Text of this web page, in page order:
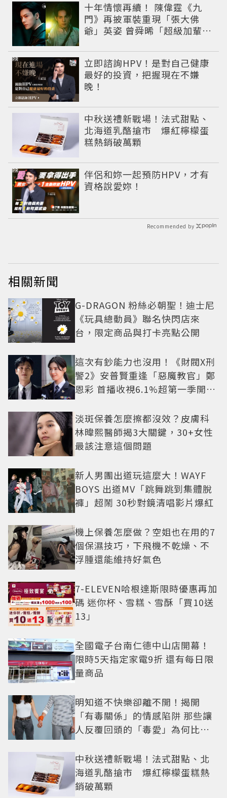
十年情懷再續！ 陳偉霆《九
門》再披軍裝重現「張大佛
爺」英姿 曾舜晞「超級加輩」
立即諮詢HPV！是對自己健康
最好的投資，把握現在不嫌
晚！
PR
中秋送禮新戰場！法式甜點、
北海道乳酪搶市 爆紅檸檬蛋
糕熱銷破萬顆
伴侶和妳一起預防HPV，才有
資格說愛妳！
PR
Recommended by
相關新聞
G-DRAGON 粉絲必朝聖！迪士尼
《玩具總動員》聯名快閃店來
台，限定商品與打卡亮點公開
這次有鈔能力也沒用！《財閥X刑
警2》安普賢重逢「惡魔教官」鄭
恩彩 首播收視6.1%超第一季開紅
淡斑保養怎麼擦都沒效？皮膚科
林暐熙醫師揭3大關鍵，30+女性
最該注意這個問題
新人男團出道玩這麼大！WAYF
BOYS 出道MV「跳舞跳到集體脫
褲」超鬧 30秒對鏡清唱影片爆紅
機上保養怎麼做？空姐也在用的7
個保濕技巧，下飛機不乾燥、不
浮腫還能維持好氣色
7-ELEVEN哈根達斯限時優惠再加
碼 迷你杯、雪糕、雪酥「買10送
13」
全國電子台南仁德中山店開幕！
限時5天指定家電9折 還有每日限
量商品
明知道不快樂卻離不開！揭開
「有毒關係」的情感陷阱 那些讓
人反覆回頭的「毒愛」為何比菸
中秋送禮新戰場！法式甜點、北
海道乳酪搶市 爆紅檸檬蛋糕熱
銷破萬顆